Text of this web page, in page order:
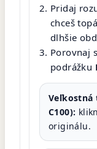
Pridaj
chceš
dlhšie
Porovnaj
podrážku
Veľkostná
C100):
originálu.